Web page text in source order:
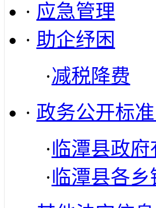
· 应急管理
· 助企纾困
·减税降费
· 政务公开标
·临潭县政
·临潭县各